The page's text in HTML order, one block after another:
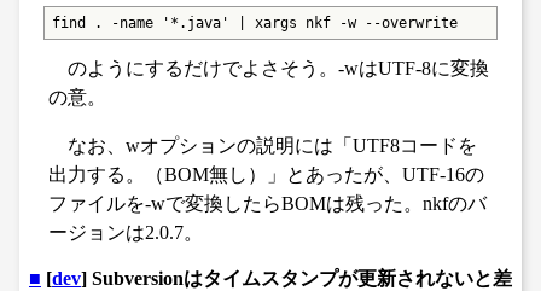
find . -name '*.java' | xargs nkf -w --overwrite
のようにするだけでよさそう。-wはUTF-8に変換
の意。
なお、wオプションの説明には「UTF8コードを
出力する。（BOM無し）」とあったが、UTF-16の
ファイルを-wで変換したらBOMは残った。nkfのバ
ージョンは2.0.7。
■ [dev] Subversionはタイムスタンプが更新されないと差